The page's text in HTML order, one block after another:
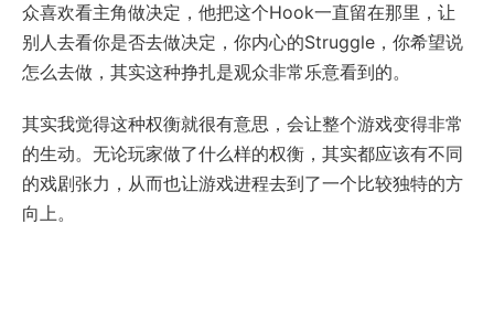
众喜欢看主角做决定，他把这个Hook一直留在那里，让
别人去看你是否去做决定，你内心的Struggle，你希望说
怎么去做，其实这种挣扎是观众非常乐意看到的。
其实我觉得这种权衡就很有意思，会让整个游戏变得非常
的生动。无论玩家做了什么样的权衡，其实都应该有不同
的戏剧张力，从而也让游戏进程去到了一个比较独特的方
向上。